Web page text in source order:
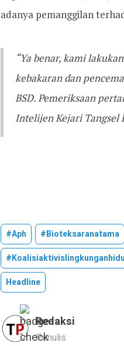
adanya pemanggilan
“Ya benar, kami
kebakaran dan
BSD. Pemeriksaan
Intelijen Kejari Tangsel
#aph #bioteksaranatama
Headline
Redaksi
Penulis